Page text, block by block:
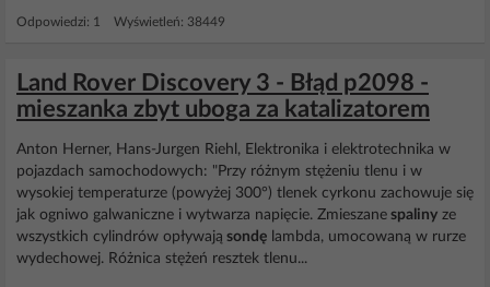
Odpowiedzi: 1 Wyświetleń: 38449
Land Rover Discovery 3 - Błąd p2098 -
mieszanka zbyt uboga za katalizatorem
Anton Herner, Hans-Jurgen Riehl, Elektronika i elektrotechnika w
pojazdach samochodowych: "Przy różnym stężeniu tlenu i w
wysokiej temperaturze (powyżej 300°) tlenek cyrkonu zachowuje się
jak ogniwo galwaniczne i wytwarza napięcie. Zmieszane spaliny ze
wszystkich cylindrów opływają sondę lambda, umocowaną w rurze
wydechowej. Różnica stężeń resztek tlenu...